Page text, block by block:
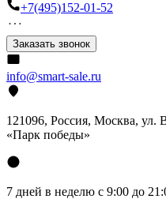
+7(495)152-01-52
Заказать звонок
info@smart-sale.ru
121096, Россия, Москва,
«Парк победы»
7 дней в неделю с 9:00 до